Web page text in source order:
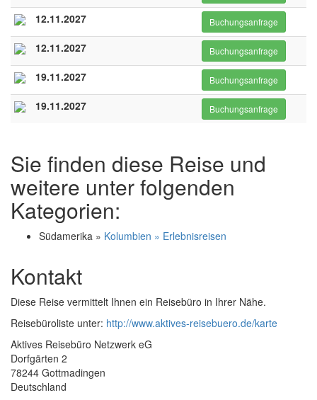
12.11.2027 Buchungsanfrage
12.11.2027 Buchungsanfrage
19.11.2027 Buchungsanfrage
19.11.2027 Buchungsanfrage
Sie finden diese Reise und
weitere unter folgenden
Kategorien:
Südamerika » Kolumbien » Erlebnisreisen
Kontakt
Diese Reise vermittelt Ihnen ein Reisebüro in Ihrer Nähe.
Reisebüroliste unter: http://www.aktives-reisebuero.de/karte
Aktives Reisebüro Netzwerk eG
Dorfgärten 2
78244 Gottmadingen
Deutschland